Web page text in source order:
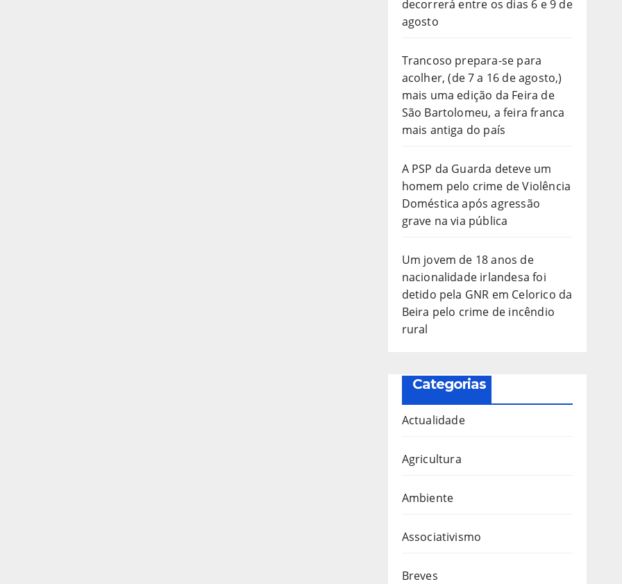
decorrerá entre os dias 6 e 9 de
agosto
Trancoso prepara-se para
acolher, (de 7 a 16 de agosto,)
mais uma edição da Feira de
São Bartolomeu, a feira franca
mais antiga do país
A PSP da Guarda deteve um
homem pelo crime de Violência
Doméstica após agressão
grave na via pública
Um jovem de 18 anos de
nacionalidade irlandesa foi
detido pela GNR em Celorico da
Beira pelo crime de incêndio
rural
Categorias
Actualidade
Agricultura
Ambiente
Associativismo
Breves